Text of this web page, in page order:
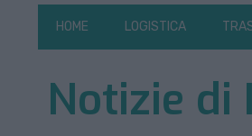
HOME LOGISTICA
Notizie di